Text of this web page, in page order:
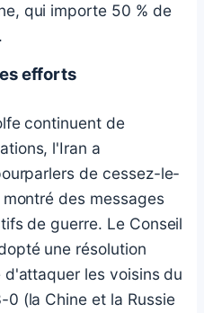
qui importe 50 % de
efforts
continuent de
l'Iran a
de cessez-le-
des messages
de guerre. Le Conseil
une résolution
les voisins du
(la Chine et la Russie